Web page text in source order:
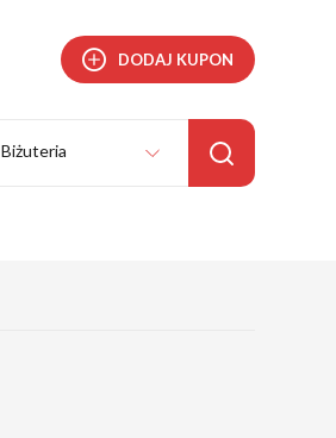
DODAJ KUPON
Biżuteria